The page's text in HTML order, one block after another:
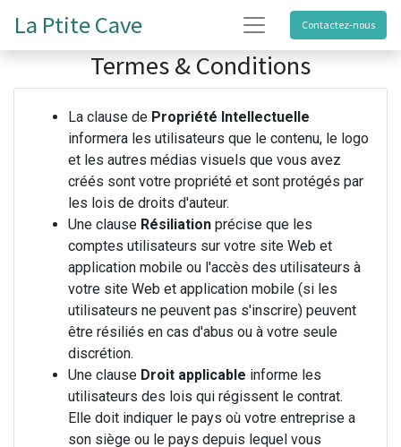
La Ptite Cave Contactez-nous
Termes & Conditions
La clause de Propriété Intellectuelle
informera les utilisateurs que le contenu, le logo
et les autres médias visuels que vous avez
créés sont votre propriété et sont protégés par
les lois de droits d'auteur.
Une clause Résiliation précise que les
comptes utilisateurs sur votre site Web et
application mobile ou l'accès des utilisateurs à
votre site Web et application mobile (si les
utilisateurs ne peuvent pas s'inscrire) peuvent
être résiliés en cas d'abus ou à votre seule
discrétion.
Une clause Droit applicable informe les
utilisateurs des lois qui régissent le contrat.
Elle doit indiquer le pays où votre entreprise a
son siège ou le pays depuis lequel vous